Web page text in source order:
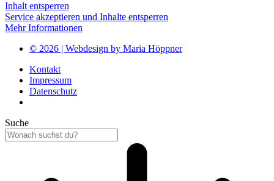
Inhalt entsperren
Service akzeptieren und Inhalte entsperren
Mehr Informationen
© 2026 | Webdesign by Maria Höppner
Kontakt
Impressum
Datenschutz
Suche